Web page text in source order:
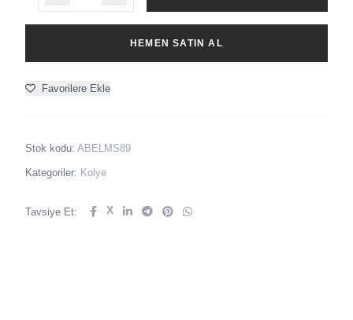
HEMEN SATIN AL
Favorilere Ekle
Stok kodu: ABELMS89
Kategoriler: Kolye
Tavsiye Et: X